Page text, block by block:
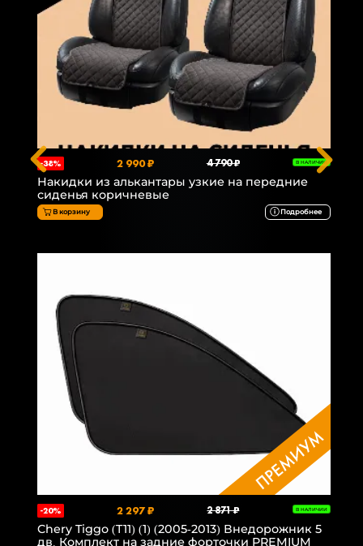
-38% 2 990 ₽ 4 790 ₽ В НАЛИЧИИ
Накидки из алькантары узкие на передние
сиденья коричневые
В корзину Подробнее
-20% 2 297 ₽ 2 871 ₽ В НАЛИЧИИ
Chery Tiggo (T11) (1) (2005-2013) Внедорожник 5
дв. Комплект на задние форточки PREMIUM